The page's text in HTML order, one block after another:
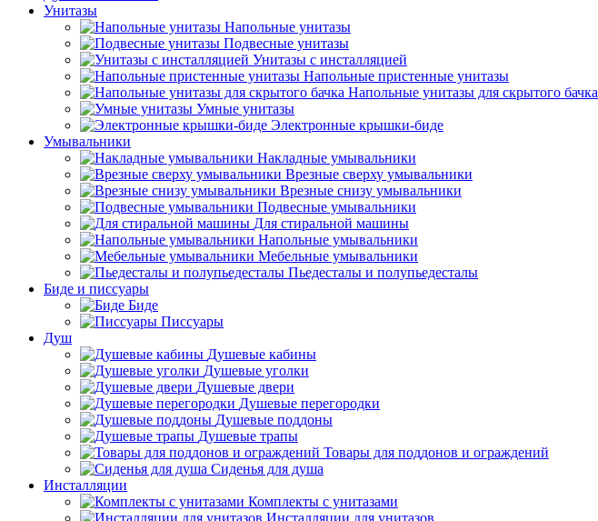
Унитазы
Напольные унитазы
Подвесные унитазы
Унитазы с инсталляцией
Напольные пристенные унитазы
Напольные унитазы для скрытого бачка
Умные унитазы
Электронные крышки-биде
Умывальники
Накладные умывальники
Врезные сверху умывальники
Врезные снизу умывальники
Подвесные умывальники
Для стиральной машины
Напольные умывальники
Мебельные умывальники
Пьедесталы и полупьедесталы
Биде и писсуары
Биде
Писсуары
Душ
Душевые кабины
Душевые уголки
Душевые двери
Душевые перегородки
Душевые поддоны
Душевые трапы
Товары для поддонов и ограждений
Сиденья для душа
Инсталляции
Комплекты с унитазами
Инсталляции для унитазов